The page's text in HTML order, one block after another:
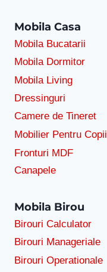
Mobila Casa
Mobila Bucatarii
Mobila Dormitor
Mobila Living
Dressinguri
Camere de Tineret
Mobilier Pentru Copii
Fronturi MDF
Canapele
Mobila Birou
Birouri Calculator
Birouri Manageriale
Birouri Operationale